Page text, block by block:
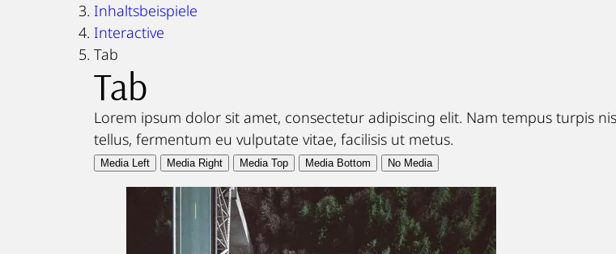
Inhaltsbeispiele
Interactive
Tab
Tab
Lorem ipsum dolor sit amet, consectetur adipiscing elit. Nam tempus turpis
tellus, fermentum eu vulputate vitae, facilisis ut metus.
Media Left Media Right Media Top Media Bottom No Media